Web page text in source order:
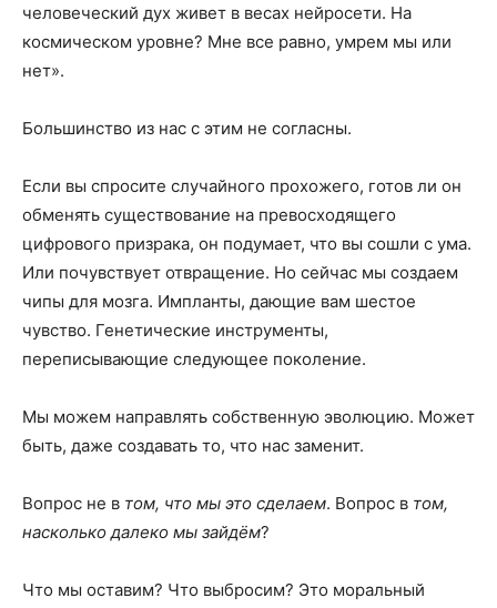
человеческий дух живет в весах нейросети. На
космическом уровне? Мне все равно, умрем мы или
нет».
Большинство из нас с этим не согласны.
Если вы спросите случайного прохожего, готов ли он
обменять существование на превосходящего
цифрового призрака, он подумает, что вы сошли с ума.
Или почувствует отвращение. Но сейчас мы создаем
чипы для мозга. Импланты, дающие вам шестое
чувство. Генетические инструменты,
переписывающие следующее поколение.
Мы можем направлять собственную эволюцию. Может
быть, даже создавать то, что нас заменит.
Вопрос не в том, что мы это сделаем. Вопрос в том,
насколько далеко мы зайдём?
Что мы оставим? Что выбросим? Это моральный